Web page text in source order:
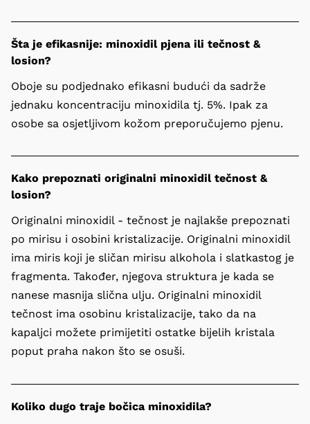
Šta je efikasnije: minoxidil pjena ili tečnost &
losion?
Oboje su podjednako efikasni budući da sadrže
jednaku koncentraciju minoxidila tj. 5%. Ipak za
osobe sa osjetljivom kožom preporučujemo pjenu.
Kako prepoznati originalni minoxidil tečnost &
losion?
Originalni minoxidil - tečnost je najlakše prepoznati
po mirisu i osobini kristalizacije. Originalni minoxidil
ima miris koji je sličan mirisu alkohola i slatkastog je
fragmenta. Također, njegova struktura je kada se
nanese masnija slična ulju. Originalni minoxidil
tečnost ima osobinu kristalizacije, tako da na
kapaljci možete primijetiti ostatke bijelih kristala
poput praha nakon što se osuši.
Koliko dugo traje bočica minoxidila?